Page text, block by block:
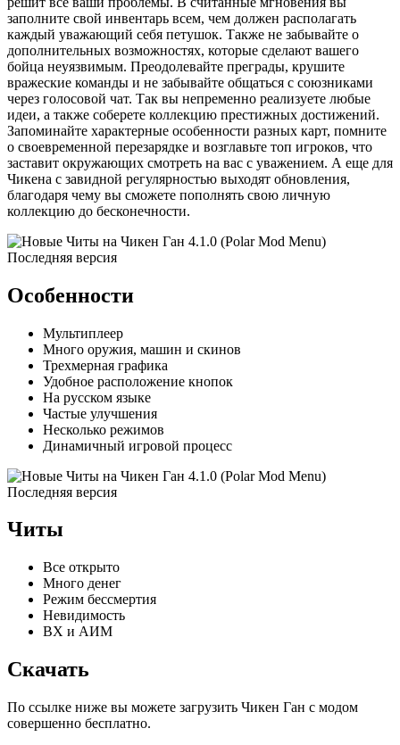
заполните свой инвентарь всем, чем должен располагать
каждый уважающий себя петушок. Также не забывайте о
дополнительных возможностях, которые сделают вашего
бойца неуязвимым. Преодолевайте преграды, крушите
вражеские команды и не забывайте общаться с союзниками
через голосовой чат. Так вы непременно реализуете любые
идеи, а также соберете коллекцию престижных достижений.
Запоминайте характерные особенности разных карт, помните
о своевременной перезарядке и возглавьте топ игроков, что
заставит окружающих смотреть на вас с уважением. А еще для
Чикена с завидной регулярностью выходят обновления,
благодаря чему вы сможете пополнять свою личную
коллекцию до бесконечности.
Особенности
Мультиплеер
Много оружия, машин и скинов
Трехмерная графика
Удобное расположение кнопок
На русском языке
Частые улучшения
Несколько режимов
Динамичный игровой процесс
Читы
Все открыто
Много денег
Режим бессмертия
Невидимость
ВХ и АИМ
Скачать
По ссылке ниже вы можете загрузить Чикен Ган с модом
совершенно бесплатно.